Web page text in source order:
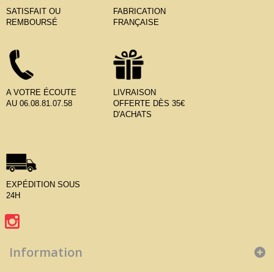
SATISFAIT OU
REMBOURSÉ
FABRICATION
FRANÇAISE
A VOTRE ÉCOUTE
AU 06.08.81.07.58
LIVRAISON
OFFERTE DÈS 35€
D'ACHATS
EXPÉDITION SOUS
24H
Information